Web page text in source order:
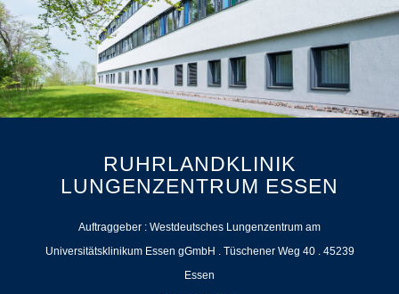
RUHRLANDKLINIK
LUNGENZENTRUM ESSEN
Auftraggeber : Westdeutsches Lungenzentrum am
Universitätsklinikum Essen gGmbH . Tüschener Weg 40 . 45239
Essen